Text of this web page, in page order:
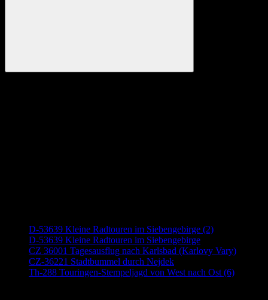
Suchen
D-53639 Kleine Radtouren im Siebengebirge (2)
D-53639 Kleine Radtouren im Siebengebirge
CZ 36001 Tagesausflug nach Karlsbad (Karlovy Vary)
CZ-36221 Stadtbummel durch Nejdek
Th-288 Touringen-Stempeljagd von West nach Ost (6)